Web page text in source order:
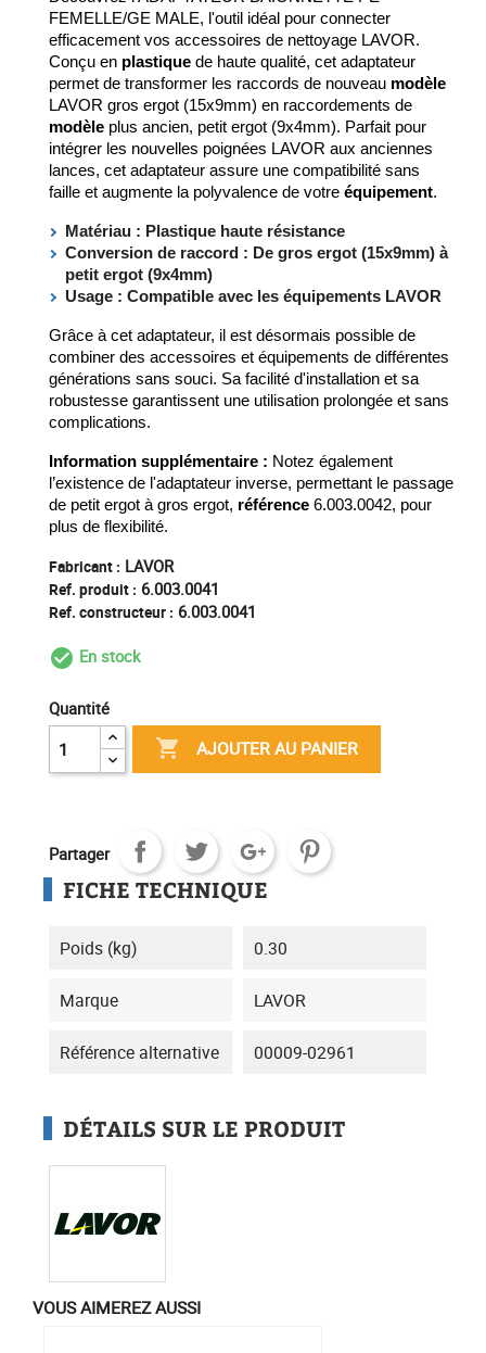
FEMELLE/GE MALE, l'outil idéal pour connecter
efficacement vos accessoires de nettoyage LAVOR.
Conçu en plastique de haute qualité, cet adaptateur
permet de transformer les raccords de nouveau modèle
LAVOR gros ergot (15x9mm) en raccordements de
modèle plus ancien, petit ergot (9x4mm). Parfait pour
intégrer les nouvelles poignées LAVOR aux anciennes
lances, cet adaptateur assure une compatibilité sans
faille et augmente la polyvalence de votre équipement.
Matériau : Plastique haute résistance
Conversion de raccord : De gros ergot (15x9mm) à
petit ergot (9x4mm)
Usage : Compatible avec les équipements LAVOR
Grâce à cet adaptateur, il est désormais possible de
combiner des accessoires et équipements de différentes
générations sans souci. Sa facilité d'installation et sa
robustesse garantissent une utilisation prolongée et sans
complications.
Information supplémentaire : Notez également
l’existence de l'adaptateur inverse, permettant le passage
de petit ergot à gros ergot, référence 6.003.0042, pour
plus de flexibilité.
Fabricant : LAVOR
Ref. produit : 6.003.0041
Ref. constructeur : 6.003.0041
check_circle_outline
En stock
Quantité
 AJOUTER AU PANIER
Partager
FICHE TECHNIQUE
Poids (kg) 0.30
Marque LAVOR
Référence alternative 00009-02961
DÉTAILS SUR LE PRODUIT
VOUS AIMEREZ AUSSI